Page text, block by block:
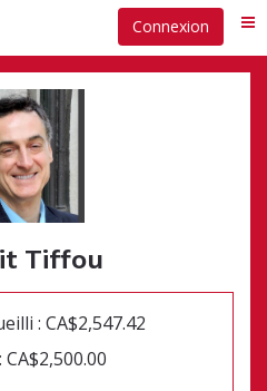
Connexion
Tiffou
: CA$2,547.42